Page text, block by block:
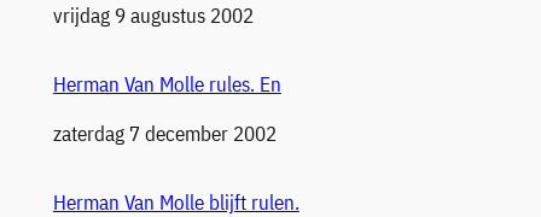
Datum
vrijdag 9 augustus 2002
Herman Van Molle rules. En
Datum
zaterdag 7 december 2002
Herman Van Molle blijft rulen.